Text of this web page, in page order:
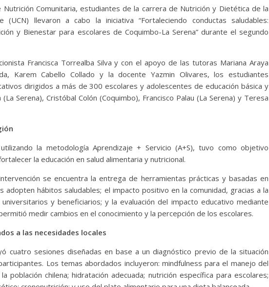
Comunitaria, estudiantes de la carrera de Nutrición y Dietética de la
(UCN) llevaron a cabo la iniciativa “Fortaleciendo conductas saludables:
y Bienestar para escolares de Coquimbo-La Serena” durante el segundo
Francisca Torrealba Silva y con el apoyo de las tutoras Mariana Araya
Karem Cabello Collado y la docente Yazmin Olivares, los estudiantes
dirigidos a más de 300 escolares y adolescentes de educación básica y
Serena), Cristóbal Colón (Coquimbo), Francisco Palau (La Serena) y Teresa
la metodología Aprendizaje + Servicio (A+S), tuvo como objetivo
la educación en salud alimentaria y nutricional.
se encuentra la entrega de herramientas prácticas y basadas en
adopten hábitos saludables; el impacto positivo en la comunidad, gracias a la
y beneficiarios; y la evaluación del impacto educativo mediante
medir cambios en el conocimiento y la percepción de los escolares.
a las necesidades locales
cuatro sesiones diseñadas en base a un diagnóstico previo de la situación
Los temas abordados incluyeron: mindfulness para el manejo del
población chilena; hidratación adecuada; nutrición específica para escolares;